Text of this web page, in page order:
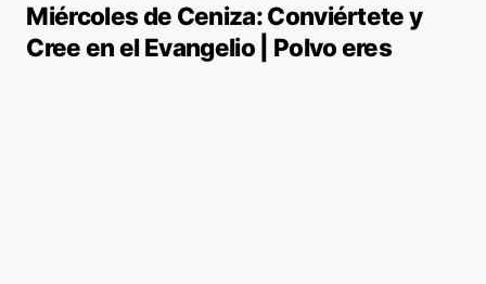
Miércoles de Ceniza: Conviértete y
Cree en el Evangelio | Polvo eres